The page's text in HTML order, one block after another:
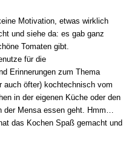
Motivation, etwas wirklich
und siehe da: es gab ganz
Tomaten gibt.
für die
Erinnerungen zum Thema
auch öfter) kochtechnisch vom
in der eigenen Küche oder den
der Mensa essen geht. Hmm…
das Kochen Spaß gemacht und